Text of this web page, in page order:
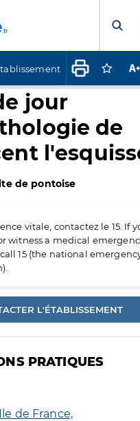
jour
de
de pontoise
vitale, contactez le 15. If
witness a medical
15 (the national
L'ÉTABLISSEMENT
PRATIQUES
de France,